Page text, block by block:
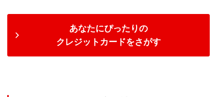
あなたにぴったりの
クレジットカードをさがす